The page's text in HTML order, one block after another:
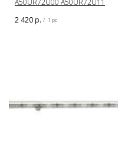
A50UR72U00 A50UR72U11
2 420р. / 1 pc